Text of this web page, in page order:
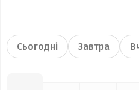
Сьогодні Завтра